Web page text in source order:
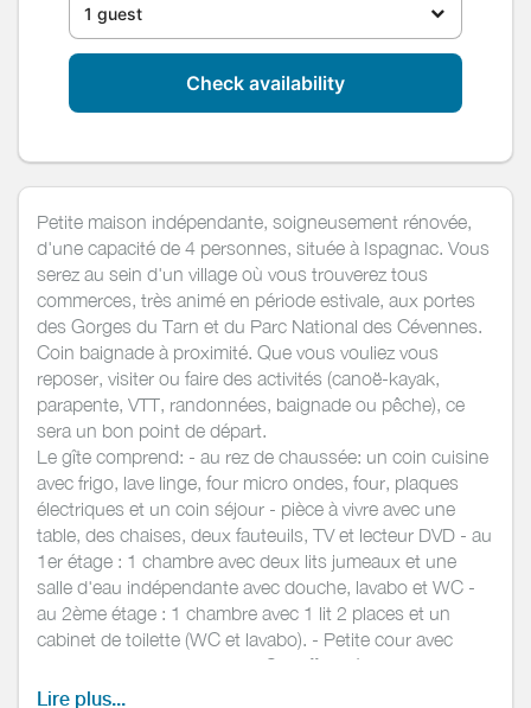
1 guest
Check availability
Petite maison indépendante, soigneusement rénovée,
d'une capacité de 4 personnes, située à Ispagnac. Vous
serez au sein d'un village où vous trouverez tous
commerces, très animé en période estivale, aux portes
des Gorges du Tarn et du Parc National des Cévennes.
Coin baignade à proximité. Que vous vouliez vous
reposer, visiter ou faire des activités (canoë-kayak,
parapente, VTT, randonnées, baignade ou pêche), ce
sera un bon point de départ.
Le gîte comprend: - au rez de chaussée: un coin cuisine
avec frigo, lave linge, four micro ondes, four, plaques
électriques et un coin séjour - pièce à vivre avec une
table, des chaises, deux fauteuils, TV et lecteur DVD - au
1er étage : 1 chambre avec deux lits jumeaux et une
salle d'eau indépendante avec douche, lavabo et WC -
au 2ème étage : 1 chambre avec 1 lit 2 places et un
cabinet de toilette (WC et lavabo). - Petite cour avec
salon de jardin et barbecue. Chauffage électrique. Pas
de wifi dans le gîte.
Lire plus...